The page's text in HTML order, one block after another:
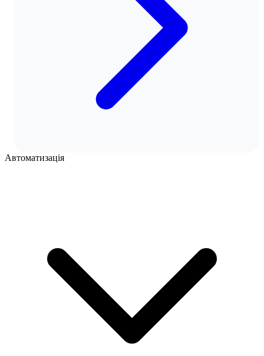
Автоматизація